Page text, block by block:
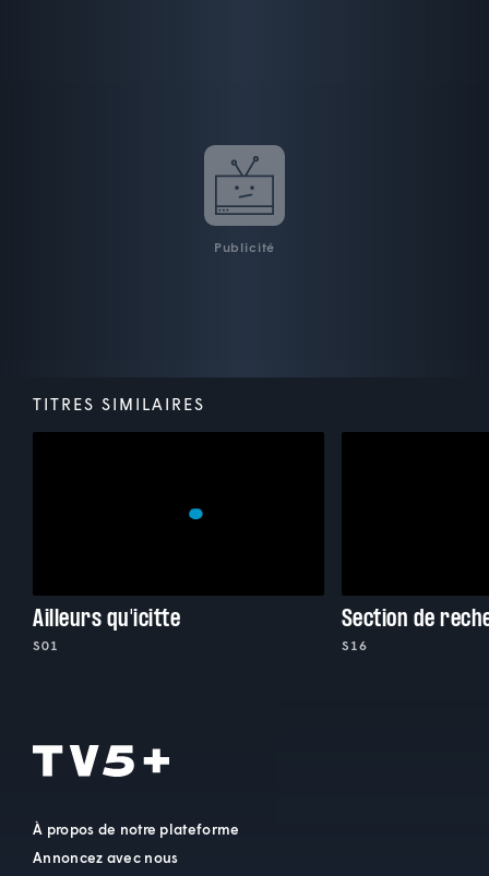
Publicité
TITRES SIMILAIRES
Ailleurs qu'icitte
S01
Section de
S16
À propos de notre plateforme
Annoncez avec nous